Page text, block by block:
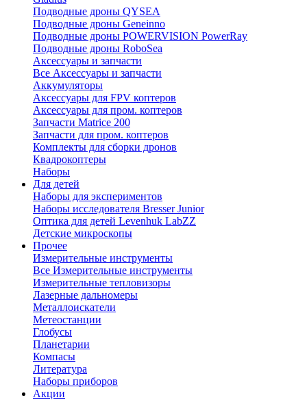
Подводные дроны QYSEA
Подводные дроны Geneinno
Подводные дроны POWERVISION PowerRay
Подводные дроны RoboSea
Аксессуары и запчасти
Все Аксессуары и запчасти
Аккумуляторы
Аксессуары для FPV коптеров
Аксессуары для пром. коптеров
Запчасти Matrice 200
Запчасти для пром. коптеров
Комплекты для сборки дронов
Квадрокоптеры
Наборы
Для детей
Наборы для экспериментов
Наборы исследователя Bresser Junior
Оптика для детей Levenhuk LabZZ
Детские микроскопы
Прочее
Измерительные инструменты
Все Измерительные инструменты
Измерительные тепловизоры
Лазерные дальномеры
Металлоискатели
Метеостанции
Глобусы
Планетарии
Компасы
Литература
Наборы приборов
Акции